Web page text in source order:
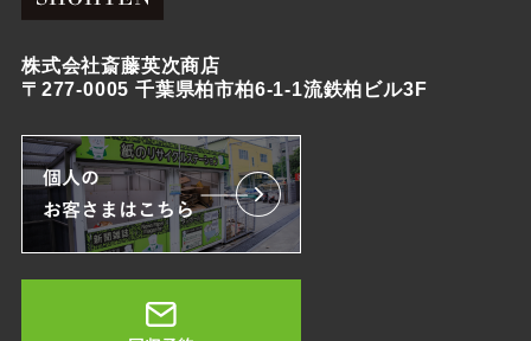
株式会社斎藤英次商店
〒277-0005 千葉県柏市柏6-1-1流鉄柏ビル3F